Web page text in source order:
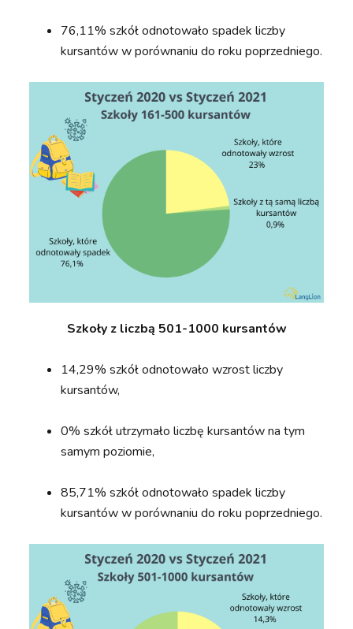
76,11% szkół odnotowało spadek liczby
kursantów w porównaniu do roku poprzedniego.
Szkoły z liczbą 501-1000 kursantów
14,29% szkół odnotowało wzrost liczby
kursantów,
0% szkół utrzymało liczbę kursantów na tym
samym poziomie,
85,71% szkół odnotowało spadek liczby
kursantów w porównaniu do roku poprzedniego.